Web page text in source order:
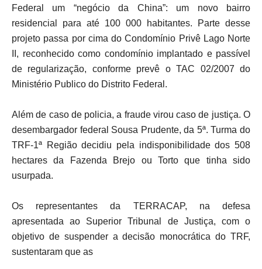
Federal um “negócio da China”: um novo bairro
residencial para até 100 000 habitantes. Parte desse
projeto passa por cima do Condomínio Privê Lago Norte
II, reconhecido como condomínio implantado e passível
de regularização, conforme prevê o TAC 02/2007 do
Ministério Publico do Distrito Federal.
Além de caso de policia, a fraude virou caso de justiça. O
desembargador federal Sousa Prudente, da 5ª. Turma do
TRF-1ª Região decidiu pela indisponibilidade dos 508
hectares da Fazenda Brejo ou Torto que tinha sido
usurpada.
Os representantes da TERRACAP, na defesa
apresentada ao Superior Tribunal de Justiça, com o
objetivo de suspender a decisão monocrática do TRF,
sustentaram que as